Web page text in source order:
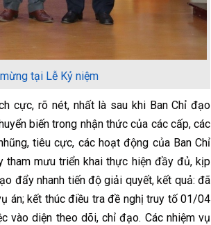
tại Lễ Kỷ niệm
cực, rõ nét, nhất là sau khi Ban Chỉ đạo
biến trong nhận thức của các cấp, các
tiêu cực, các hoạt động của Ban Chỉ
tham mưu triển khai thực hiện đầy đủ, kịp
đẩy nhanh tiến độ giải quyết, kết quả: đã
án; kết thúc điều tra đề nghị truy tố 01/04
vào diện theo dõi, chỉ đạo. Các nhiệm vụ